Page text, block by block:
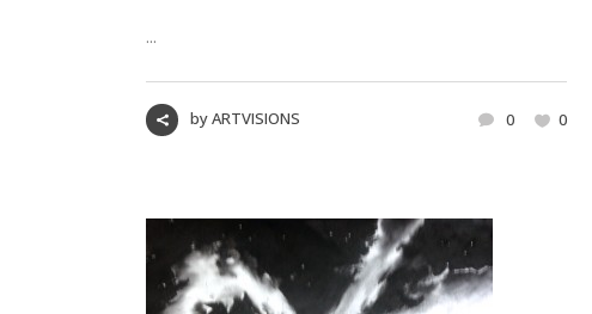
...
byARTVISIONS 0 0